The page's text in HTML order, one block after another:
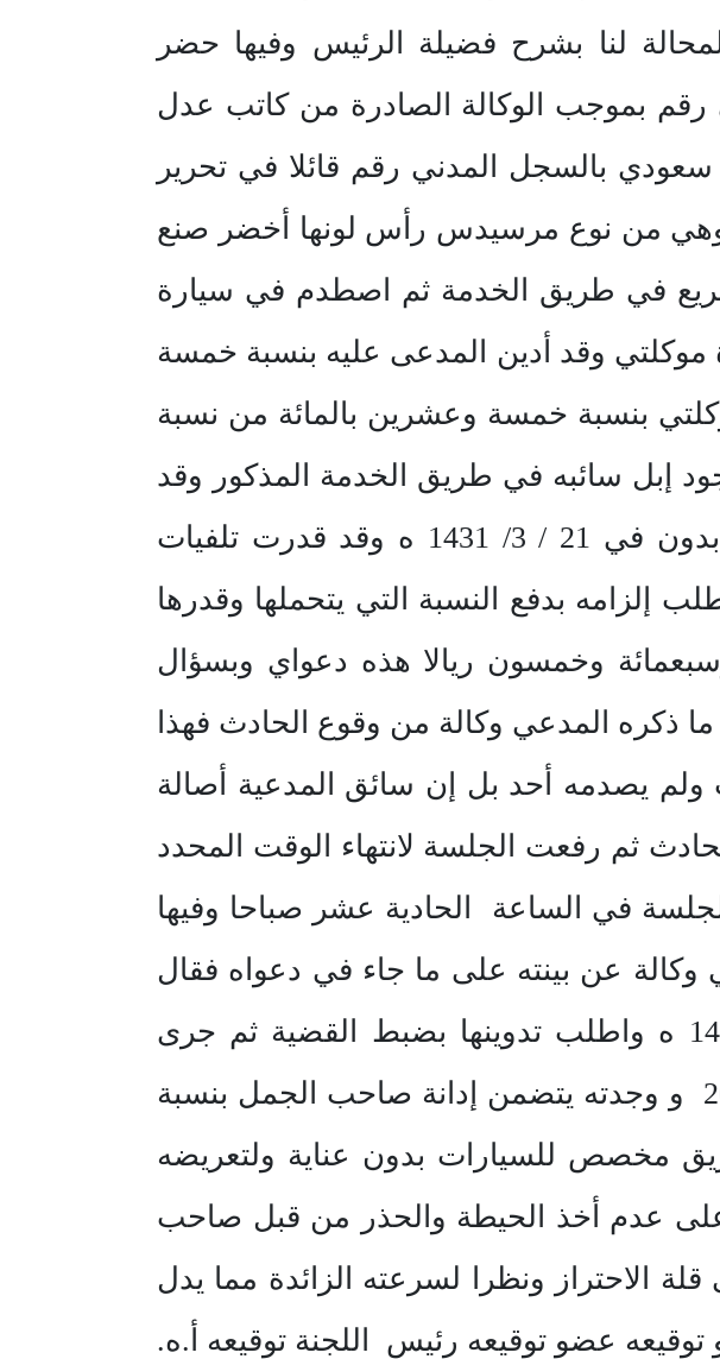
بالمحكمة برقم 3114530 في 6/ 8/ 1431 ه والمحالة لنا بشرح فضيلة الرئيس وفيها حضر
بموجب الوكالة الصادرة من كاتب عدل
وادعى على الحاضر سعودي بالسجل المدني رقم قائلا في تحرير
وهي من نوع مرسيدس رأس لونها أخضر صنع
السريع في طريق الخدمة ثم اصطدم في سيارة
وقد أدين المدعى عليه بنسبة خمسة
بنسبة خمسة وعشرين بالمائة من نسبة
إبل سائبه في طريق الخدمة المذكور وقد
صدر بذلك تقرير الجهة المختصة بذلك لدى المرور رقم بدون في 21 / 3/ 1431 ه وقد قدرت تلفيات
إلزامه بدفع النسبة التي يتحملها وقدرها
وسبعمائة وخمسون ريالا هذه دعواي وبسؤال
ذكره المدعي وكالة من وقوع الحادث فهذا
يصدمه أحد بل إن سائق المدعية أصالة
ثم رفعت الجلسة لانتهاء الوقت المحدد
الموافق 2/ 7/ 1432 ه افتتحت الجلسة في الساعة الحادية عشر صباحا وفيها
عن بينته على ما جاء في دعواه فقال
أن بينتي هي تقرير لجنة المرور المعد بتاريخ 21 / 3/ 1431 ه واطلب تدوينها بضبط القضية ثم جرى
الإطلاع على التقرير المشار إليه المرفق بالمعاملة لفة 26 و وجدته يتضمن إدانة صاحب الجمل بنسبة
مخصص للسيارات بدون عناية ولتعريضه
على عدم أخذ الحيطة والحذر من قبل صاحب
الاحتراز ونظرا لسرعته الزائدة مما يدل
عضو توقيعه رئيس اللجنة توقيعه أ.ه.